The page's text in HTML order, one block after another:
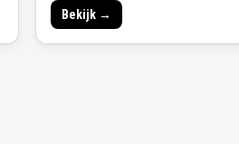
Bekijk →